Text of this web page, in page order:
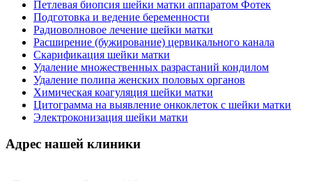
Анатольевну, очень приятная и доброжелательная
девушка, хорошо знает свою работу и замечательно
с ней справляется.
Благодарный пациент, 29.07.2020
Отлично!
Ольга Николаевна мне очень понравилась, как
доктор. Внимательная, добрая, с юмором. Она
была первый раз, и очень стеснялась. Ольга
Петлевая биопсия шейки матки аппаратом Фотек
Подготовка и ведение беременности
Радиоволновое лечение шейки матки
Расширение (бужирование) цервикального канала
Скарификация шейки матки
Удаление множественных разрастаний кондилом
Удаление полипа женских половых органов
Химическая коагуляция шейки матки
Цитограмма на выявление онкоклеток с шейки матки
Электроконизация шейки матки
Адрес нашей клиники